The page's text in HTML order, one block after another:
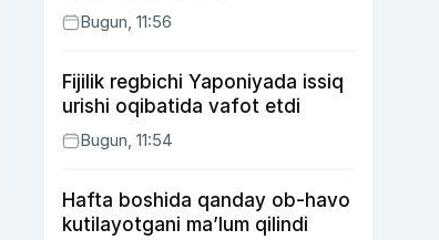
Bugun, 11:56
Fijilik regbichi Yaponiyada issiq
urishi oqibatida vafot etdi
Bugun, 11:54
Hafta boshida qanday ob-havo
kutilayotgani ma’lum qilindi